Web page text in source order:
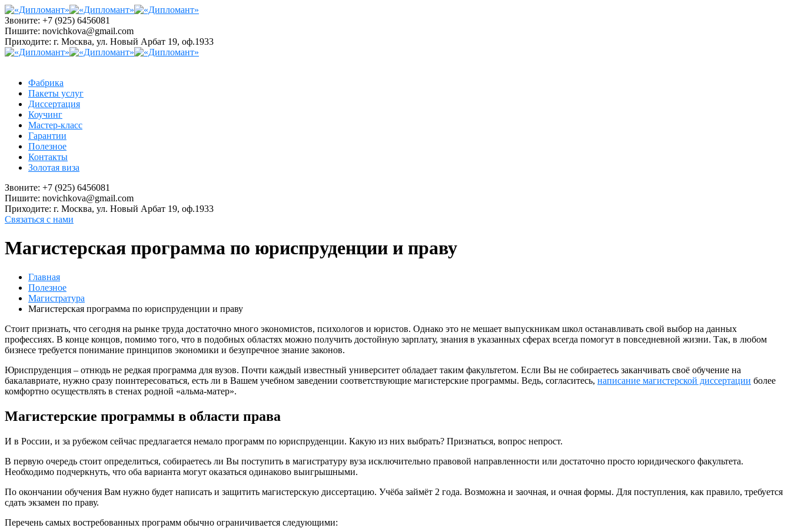
Звоните: +7 (925) 6456081
Пишите: novichkova@gmail.com
Приходите: г. Москва, ул. Новый Арбат 19, оф.1933
Фабрика
Пакеты услуг
Диссертация
Коучинг
Мастер-класс
Гарантии
Полезное
Контакты
Золотая виза
Звоните: +7 (925) 6456081
Пишите: novichkova@gmail.com
Приходите: г. Москва, ул. Новый Арбат 19, оф.1933
Связаться с нами
Магистерская программа по юриспруденции и праву
Главная
Полезное
Магистратура
Магистерская программа по юриспруденции и праву
Стоит признать, что сегодня на рынке труда достаточно много экономистов, психологов и юристов. Однако это не мешает выпускникам школ останавливать свой выбор на данных
профессиях. В конце концов, помимо того, что в подобных областях можно получить достойную зарплату, знания в указанных сферах всегда помогут в повседневной жизни. Так, в любом
бизнесе требуется понимание принципов экономики и безупречное знание законов.
Юриспруденция – отнюдь не редкая программа для вузов. Почти каждый известный университет обладает таким факультетом. Если Вы не собираетесь заканчивать своё обучение на
бакалавриате, нужно сразу поинтересоваться, есть ли в Вашем учебном заведении соответствующие магистерские программы. Ведь, согласитесь, написание магистерской диссертации более
комфортно осуществлять в стенах родной «альма-матер».
Магистерские программы в области права
И в России, и за рубежом сейчас предлагается немало программ по юриспруденции. Какую из них выбрать? Признаться, вопрос непрост.
В первую очередь стоит определиться, собираетесь ли Вы поступить в магистратуру вуза исключительно правовой направленности или достаточно просто юридического факультета.
Необходимо подчеркнуть, что оба варианта могут оказаться одинаково выигрышными.
По окончании обучения Вам нужно будет написать и защитить магистерскую диссертацию. Учёба займёт 2 года. Возможна и заочная, и очная формы. Для поступления, как правило, требуется
сдать экзамен по праву.
Перечень самых востребованных программ обычно ограничивается следующими: